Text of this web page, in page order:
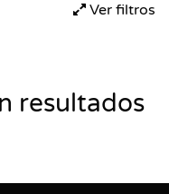
Ver filtros
resultados